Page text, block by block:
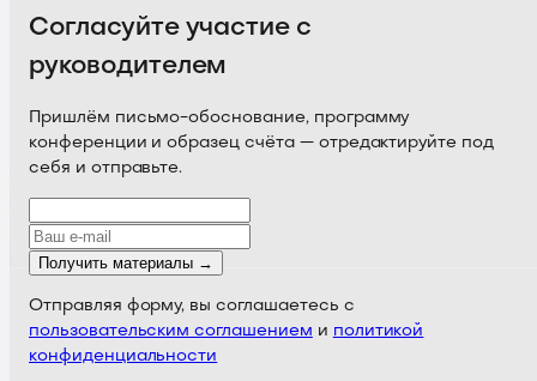
Согласуйте участие с
руководителем
Пришлём письмо-обоснование, программу
конференции и образец счёта — отредактируйте под
себя и отправьте.
Получить материалы →
Отправляя форму, вы соглашаетесь с
пользовательским соглашением и политикой
конфиденциальности